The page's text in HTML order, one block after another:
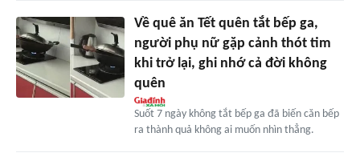
Về quê ăn Tết quên tắt bếp ga,
người phụ nữ gặp cảnh thót tim
khi trở lại, ghi nhớ cả đời không
quên
Suốt 7 ngày không tắt bếp ga đã biến căn bếp
ra thành quả không ai muốn nhìn thẳng.